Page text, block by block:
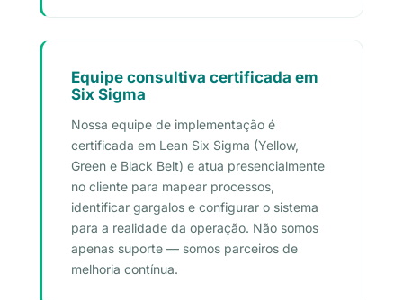
Equipe consultiva certificada em
Six Sigma
Nossa equipe de implementação é
certificada em Lean Six Sigma (Yellow,
Green e Black Belt) e atua presencialmente
no cliente para mapear processos,
identificar gargalos e configurar o sistema
para a realidade da operação. Não somos
apenas suporte — somos parceiros de
melhoria contínua.